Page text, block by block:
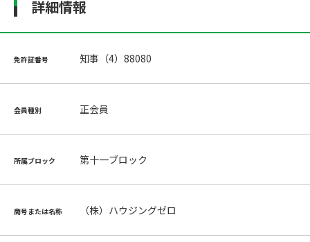
詳細情報
免許証番号 知事（4）88080
会員種別 正会員
所属ブロック 第十一ブロック
商号または名称 （株）ハウジングゼロ